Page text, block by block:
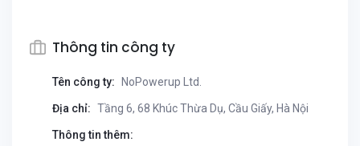
Thông tin công ty
Tên công ty: NoPowerup Ltd.
Địa chỉ: Tầng 6, 68 Khúc Thừa Dụ, Cầu Giấy, Hà Nội
Thông tin thêm: